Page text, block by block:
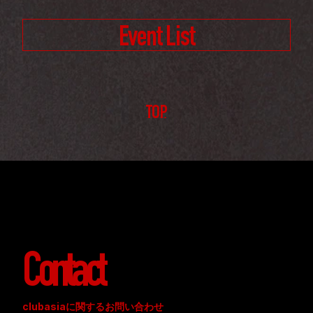
Event List
TOP
Contact
clubasiaに関するお問い合わせ